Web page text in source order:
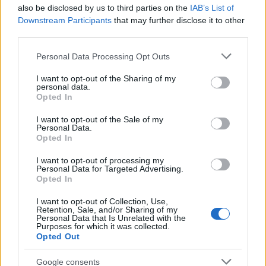
also be disclosed by us to third parties on the IAB’s List of
Downstream Participants that may further disclose it to other
Please note that this website/app uses one or more Google
not limited to your visit or usage behaviour. You may click to
grant or deny consent to Google and its third-party tags to
use your data for below specified purposes in below Google
consent section.
Personal Data Processing Opt Outs
I want to opt-out of the Sharing of my
personal data.
Opted In
I want to opt-out of the Sale of my
Personal Data.
Opted In
I want to opt-out of processing my
Personal Data for Targeted Advertising.
Opted In
I want to opt-out of Collection, Use,
Retention, Sale, and/or Sharing of my
Personal Data that Is Unrelated with the
Purposes for which it was collected.
Opted Out
Google consents
Σκοπός των δοκιμών ήταν επίσης η επιβεβαίωση
ότι η επικοινωνία του οδηγού με το αυτοκίνητο
βρίσκεται στο απολύτως κορυφαίο επίπεδο που